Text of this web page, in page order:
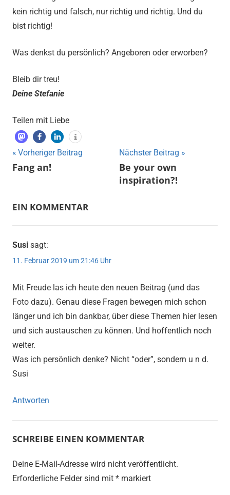
kein richtig und falsch, nur richtig und richtig. Und du
bist richtig!
Was denkst du persönlich? Angeboren oder erworben?
Bleib dir treu!
Deine Stefanie
Teilen mit Liebe
gesundheit
Beitragsnavigation
Vorheriger Beitrag
Fang an!
Nächster Beitrag
Be your own
inspiration?!
EIN KOMMENTAR
Susi sagt:
11. Februar 2019 um 21:46 Uhr
Mit Freude las ich heute den neuen Beitrag (und das
Foto dazu). Genau diese Fragen bewegen mich schon
länger und ich bin dankbar, über diese Themen hier lesen
und sich austauschen zu können. Und hoffentlich noch
weiter.
Was ich persönlich denke? Nicht “oder”, sondern u n d.
Susi
Antworten
SCHREIBE EINEN KOMMENTAR
Deine E-Mail-Adresse wird nicht veröffentlicht.
Erforderliche Felder sind mit * markiert